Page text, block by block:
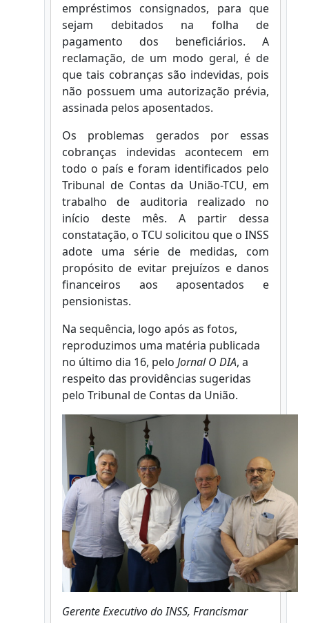
empréstimos consignados, para que
sejam debitados na folha de
pagamento dos beneficiários. A
reclamação, de um modo geral, é de
que tais cobranças são indevidas, pois
não possuem uma autorização prévia,
assinada pelos aposentados.
Os problemas gerados por essas
cobranças indevidas acontecem em
todo o país e foram identificados pelo
Tribunal de Contas da União-TCU, em
trabalho de auditoria realizado no
início deste mês. A partir dessa
constatação, o TCU solicitou que o INSS
adote uma série de medidas, com
propósito de evitar prejuízos e danos
financeiros aos aposentados e
pensionistas.
Na sequência, logo após as fotos,
reproduzimos uma matéria publicada
no último dia 16, pelo Jornal O DIA, a
respeito das providências sugeridas
pelo Tribunal de Contas da União.
Gerente Executivo do INSS, Francismar